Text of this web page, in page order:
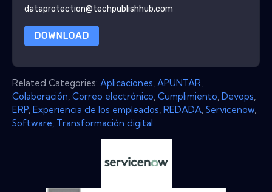
dataprotection@techpublishhub.com
DOWNLOAD
Related Categories: Aplicaciones APUNTAR
Colaboración Correo electrónico Cumplimiento Devops
ERP Experiencia de los empleados REDADA Servicenow
Software Transformación digital